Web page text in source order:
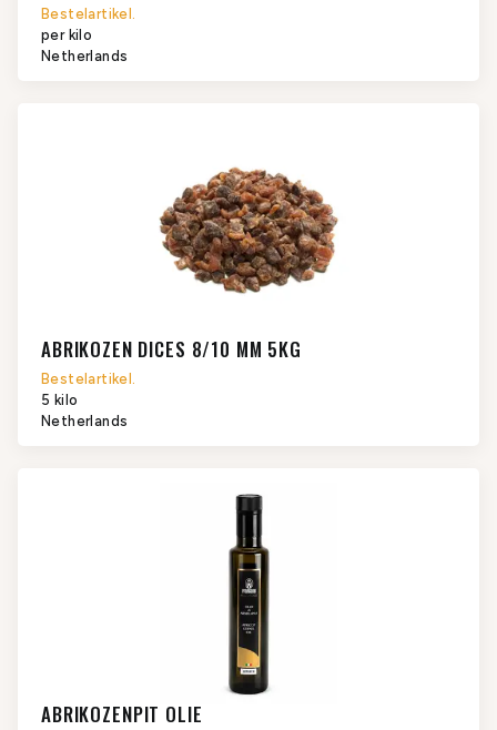
Bestelartikel.
per kilo
Netherlands
ABRIKOZEN DICES 8/10 MM 5KG
Bestelartikel.
5 kilo
Netherlands
ABRIKOZENPIT OLIE